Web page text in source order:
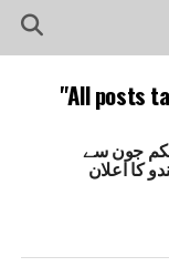
All posts
یکم جون سے
کا اعلان